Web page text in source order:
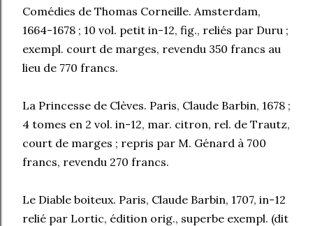
Comédies de Thomas Corneille. Amsterdam,
1664-1678 ; 10 vol. petit in-12, fig., reliés par Duru ;
exempl. court de marges, revendu 350 francs au
lieu de 770 francs.
La Princesse de Clèves. Paris, Claude Barbin, 1678 ;
4 tomes en 2 vol. in-12, mar. citron, rel. de Trautz,
court de marges ; repris par M. Génard à 700
francs, revendu 270 francs.
Le Diable boiteux. Paris, Claude Barbin, 1707, in-12
relié par Lortic, édition orig., superbe exempl. (dit